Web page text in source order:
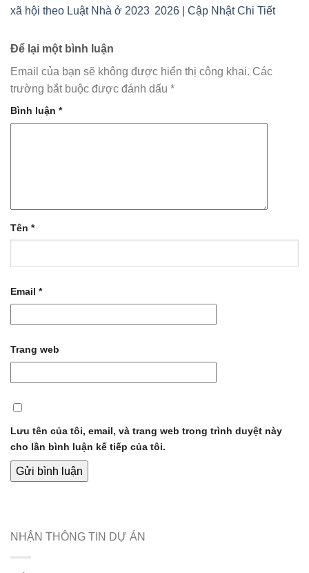
xã hội theo Luật Nhà ở 2023 2026 | Cập Nhật Chi Tiết
Để lại một bình luận
Email của bạn sẽ không được hiển thị công khai. Các
trường bắt buộc được đánh dấu *
Bình luận *
Tên *
Email *
Trang web
Lưu tên của tôi, email, và trang web trong trình duyệt này
cho lần bình luận kế tiếp của tôi.
NHẬN THÔNG TIN DỰ ÁN